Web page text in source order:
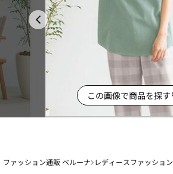
この画像で商品を探す
ファッション通販 ベルーナ レディースファッション